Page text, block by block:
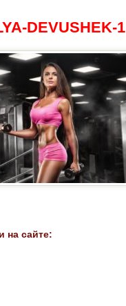
DEVUSHEK-1
на сайте: